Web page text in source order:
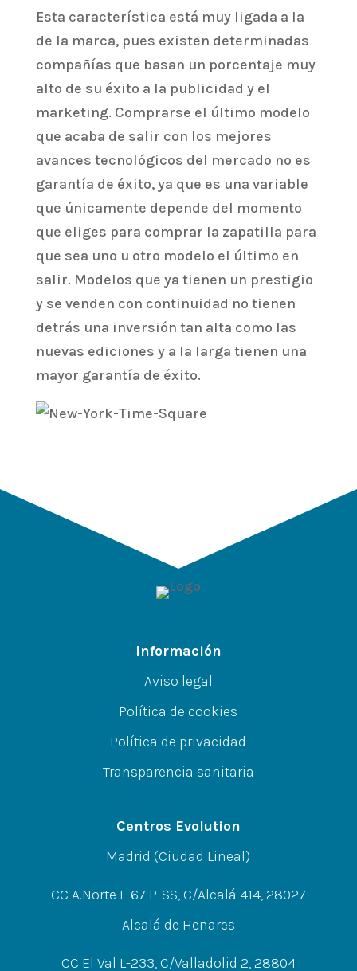
Esta característica está muy ligada a la
de la marca, pues existen determinadas
compañías que basan un porcentaje muy
alto de su éxito a la publicidad y el
marketing. Comprarse el último modelo
que acaba de salir con los mejores
avances tecnológicos del mercado no es
garantía de éxito, ya que es una variable
que únicamente depende del momento
que eliges para comprar la zapatilla para
que sea uno u otro modelo el último en
salir. Modelos que ya tienen un prestigio
y se venden con continuidad no tienen
detrás una inversión tan alta como las
nuevas ediciones y a la larga tienen una
mayor garantía de éxito.
Información
Aviso legal
Política de cookies
Política de privacidad
Transparencia sanitaria
Centros Evolution
Madrid (Ciudad Lineal)
CC A.Norte L-67 P-SS, C/Alcalá 414, 28027
Alcalá de Henares
CC El Val L-233, C/Valladolid 2, 28804